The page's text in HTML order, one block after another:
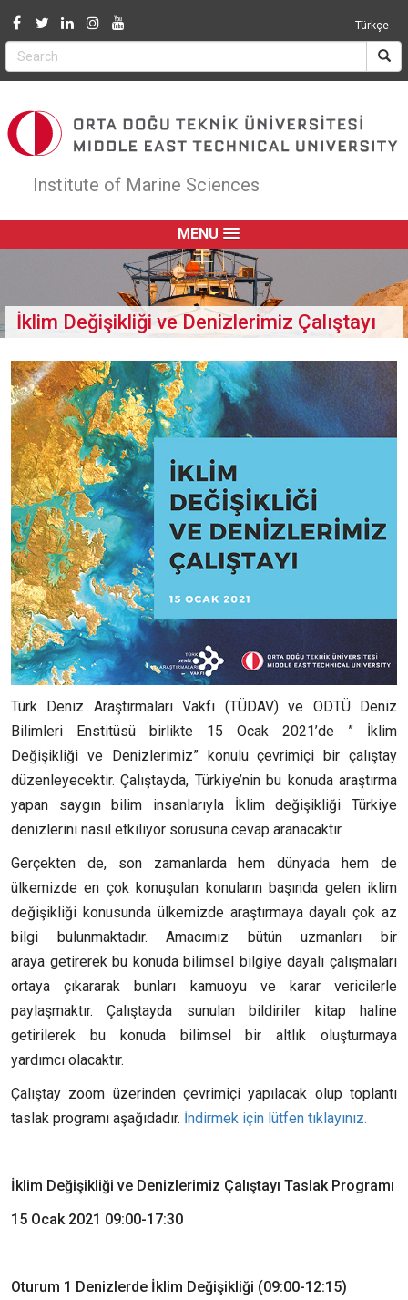
Türkçe
Institute of Marine Sciences
MENU
İklim Değişikliği ve Denizlerimiz Çalıştayı
Türk Deniz Araştırmaları Vakfı (TÜDAV) ve ODTÜ Deniz
Bilimleri Enstitüsü birlikte 15 Ocak 2021’de ” İklim
Değişikliği ve Denizlerimiz” konulu çevrimiçi bir çalıştay
düzenleyecektir. Çalıştayda, Türkiye’nin bu konuda araştırma
yapan saygın bilim insanlarıyla İklim değişikliği Türkiye
denizlerini nasıl etkiliyor sorusuna cevap aranacaktır.
Gerçekten de, son zamanlarda hem dünyada hem de
ülkemizde en çok konuşulan konuların başında gelen iklim
değişikliği konusunda ülkemizde araştırmaya dayalı çok az
bilgi bulunmaktadır. Amacımız bütün uzmanları bir
araya getirerek bu konuda bilimsel bilgiye dayalı çalışmaları
ortaya çıkararak bunları kamuoyu ve karar vericilerle
paylaşmaktır. Çalıştayda sunulan bildiriler kitap haline
getirilerek bu konuda bilimsel bir altlık oluşturmaya
yardımcı olacaktır.
Çalıştay zoom üzerinden çevrimiçi yapılacak olup toplantı
taslak programı aşağıdadır. İndirmek için lütfen tıklayınız.
İklim Değişikliği ve Denizlerimiz Çalıştayı Taslak Programı
15 Ocak 2021 09:00-17:30
Oturum 1 Denizlerde İklim Değişikliği (09:00-12:15)